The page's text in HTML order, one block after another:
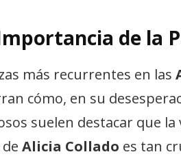
de la
más recurrentes en las
cómo, en su
suelen destacar que
Alicia Collado es tan